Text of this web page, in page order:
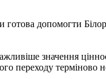
допомогти
значення
переходу терміново